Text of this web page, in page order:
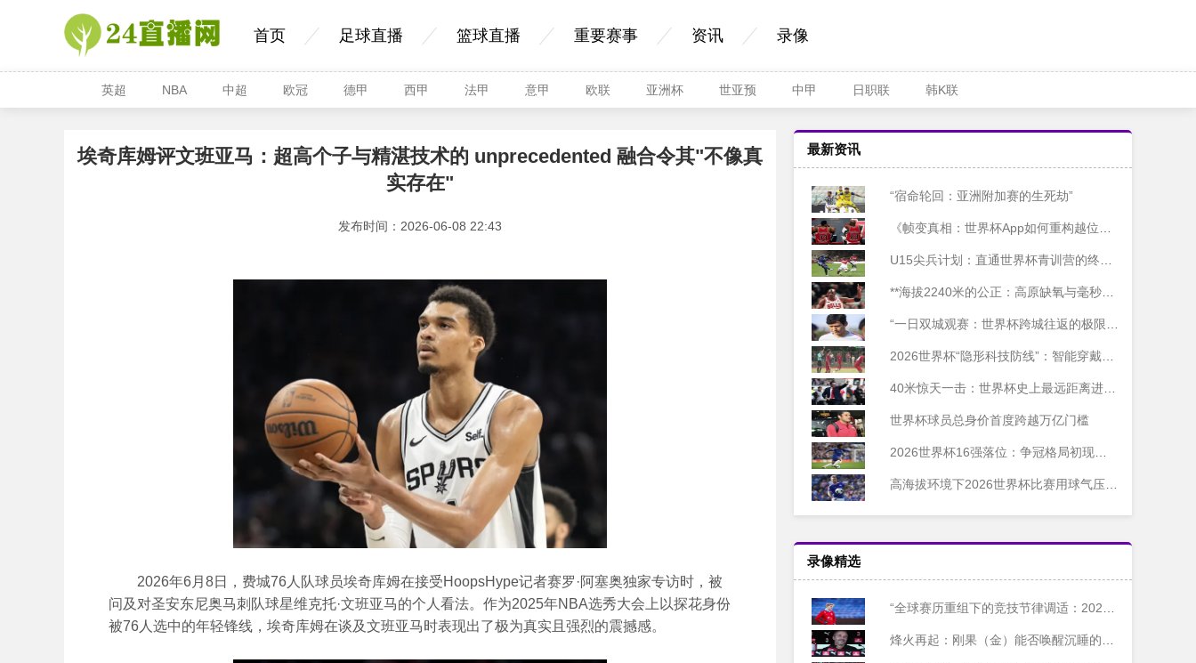
首页 足球直播 篮球直播 重要赛事 资讯 录像
英超 NBA 中超 欧冠 德甲 西甲 法甲 意甲 欧联 亚洲杯 世亚预 中甲 日职联 韩K联
埃奇库姆评文班亚马：超高个子与精湛技术的 unprecedented 融合令其"不像真
实存在"
发布时间：2026-06-08 22:43
2026年6月8日，费城76人队球员埃奇库姆在接受HoopsHype记者赛罗·阿塞奥独家专访时，被
问及对圣安东尼奥马刺队球星维克托·文班亚马的个人看法。作为2025年NBA选秀大会上以探花身份
被76人选中的年轻锋线，埃奇库姆在谈及文班亚马时表现出了极为真实且强烈的震撼感。
最新资讯
“宿命轮回：亚洲附加赛的生死劫”
《帧变真相：世界杯App如何重构越位判罚的视觉逻辑》
U15尖兵计划：直通世界杯青训营的终极选拔
**海拔2240米的公正：高原缺氧与毫秒级裁决**
“一日双城观赛：世界杯跨城往返的极限距离与时间边界”
2026世界杯“隐形科技防线”：智能穿戴监测设备合规部署与技术标准白皮书
40米惊天一击：世界杯史上最远距离进球诞生
世界杯球员总身价首度跨越万亿门槛
2026世界杯16强落位：争冠格局初现端倪
高海拔环境下2026世界杯比赛用球气压的智能动态调控系统设计
录像精选
“全球赛历重组下的竞技节律调适：2026世界杯备战体系的拓扑升级路径”
烽火再起：刚果（金）能否唤醒沉睡的非洲足球雄狮？